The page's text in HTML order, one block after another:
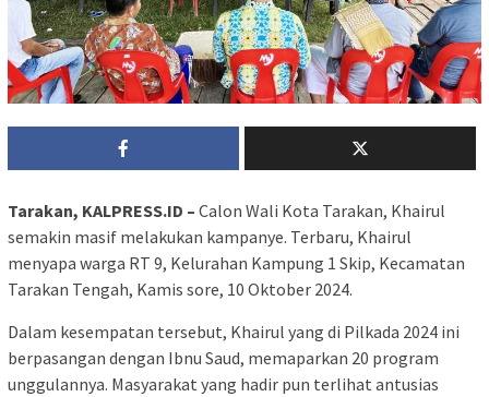
Tarakan, KALPRESS.ID – Calon Wali Kota Tarakan, Khairul
semakin masif melakukan kampanye. Terbaru, Khairul
menyapa warga RT 9, Kelurahan Kampung 1 Skip, Kecamatan
Tarakan Tengah, Kamis sore, 10 Oktober 2024.
Dalam kesempatan tersebut, Khairul yang di Pilkada 2024 ini
berpasangan dengan Ibnu Saud, memaparkan 20 program
unggulannya. Masyarakat yang hadir pun terlihat antusias